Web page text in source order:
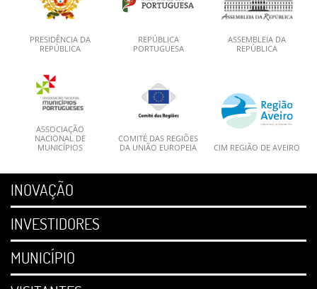
PRESIDÊNCIA DA
REPÚBLICA
REPÚBLICA
PORTUGUESA
ASSEMBLEIA DA
REPÚBLICA
ASSOCIAÇÃO
NACIONAL DE
MUNICÍPIOS
COMITÉ DAS REGIÕES
DA UNIÃO EUROPEIA
CIM REGIÃO DE AVEIRO
INOVAÇÃO
INVESTIDORES
MUNICÍPIO